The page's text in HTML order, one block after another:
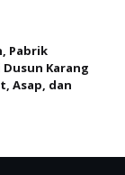
Pabrik
Karang
Asap, dan